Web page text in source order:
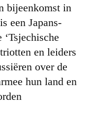
bijeenkomst in
een Japans-
en leiders
over de
hun land en